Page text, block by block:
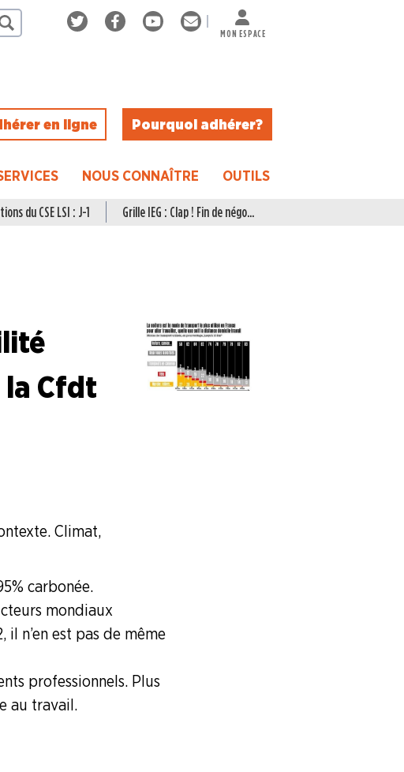
MON ESPACE
en ligne Pourquoi adhérer ?
NOUS CONNAÎTRE OUTILS
du CSE LSI : J-1 Grille IEG : Clap ! Fin de négo...
la Cfdt
Climat,
% carbonée.
mondiaux
n’en est pas de même
professionnels. Plus
au travail.